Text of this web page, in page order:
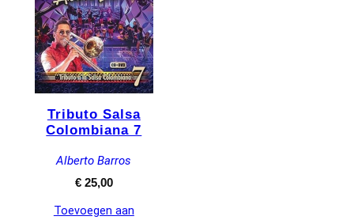
Tributo Salsa
Colombiana 7
Alberto Barros
€25,00
Toevoegen aan